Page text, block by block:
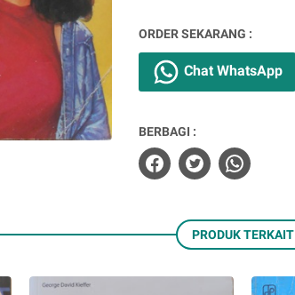
ORDER SEKARANG :
Chat WhatsApp
BERBAGI :
PRODUK TERKAIT